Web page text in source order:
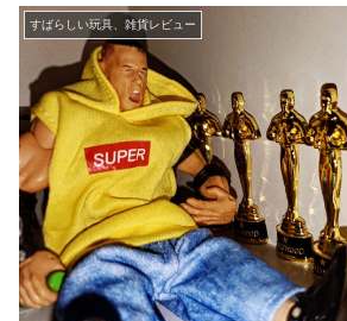
すばらしい玩具、雑貨レビュー